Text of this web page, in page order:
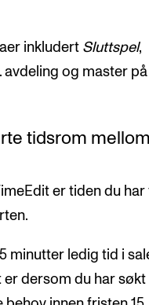
inkludert Sluttspel,
avdeling og master
tidsrom
er tiden du har
minutter ledig tid i
er dersom du har